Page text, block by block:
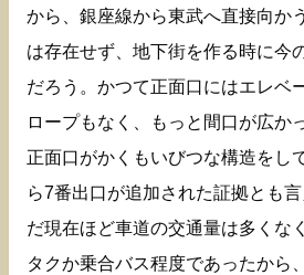
から、銀座線から東武へ直接向か
は存在せず、地下街を作る時に今
だろう。かつて正面口にはエレベ
ロープもなく、もっと間口が広か
正面口がかくもいびつな構造をし
ら7番出口が追加された証拠とも
だ現在ほど車道の交通量は多くな
タクか乗合バス程度であったから